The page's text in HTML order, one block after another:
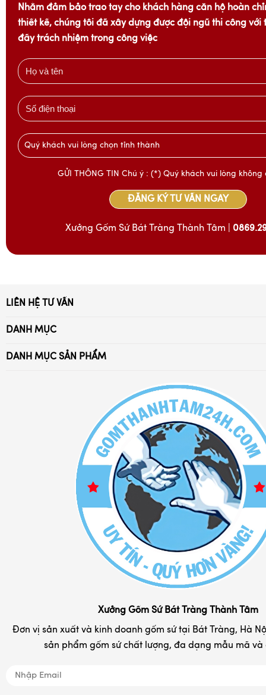
Nhằm đảm bảo trao tay cho khách hàng căn hộ hoàn
thiết kế, chúng tôi đã xây dựng được đội ngũ thi công với
đầy trách nhiệm trong công việc
Quý khách vui lòng chọn tỉnh thành
GỬI THÔNG TIN Chú ý : (*) Quý khách vui lòng
ĐĂNG KÝ TƯ VẤN NGAY
Xưởng Gốm Sứ Bát Tràng Thành Tâm |
Xưởng Gốm Sứ Bát Tràng Thành Tâm
Đơn vị sản xuất và kinh doanh gốm sứ tại Bát Tràng, Hà
sản phẩm gốm sứ chất lượng, đa dạng mẫu mã và
DANH MỤC SẢN PHẨM
Bình lọ hoa sứ
Bình hút lộc gốm sứ đẹp
Bình rượu - nậm rượu sứ
Cốc sứ - ly tách cafe
Chum rượu - vò rượu
Đĩa sứ lưu niệm in logo
Khay đựng mứt kẹo
Tranh gốm sứ đẹp
Nồi niêu đất gốm Bát Tràng
Đồ tâm linh
DANH MỤC
Chính Sách Bảo Hành
Chính Sách Đổi Trả
Chính Sách Vận Chuyển
Phương Thức Thanh Toán
LIÊN HỆ TƯ VẤN
0869.294.028 - 032.976.4052